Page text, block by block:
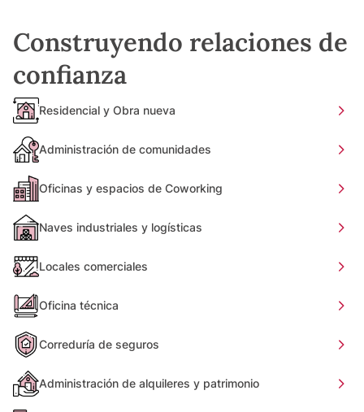
Construyendo relaciones de
confianza
Residencial y Obra nueva
Administración de comunidades
Oficinas y espacios de Coworking
Naves industriales y logísticas
Locales comerciales
Oficina técnica
Correduría de seguros
Administración de alquileres y patrimonio